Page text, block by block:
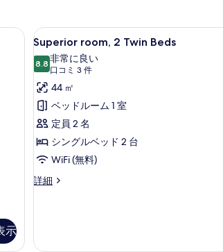
具、羽毛の掛け布団、ピロートップベッド
示
Superior
room,
2
Twin
Beds
の
す
べ
て
の
を
エジプト綿
6
Superior room, 2 Twin Beds
8.810 点中 8.8
非常に良い
口コミ 3 件
(口
コ
ミ
3
件)
44 ㎡
ベッドルーム 1 室
定員 2 名
シングルベッド 2 台
WiFi (無料)
詳細
Superior
の